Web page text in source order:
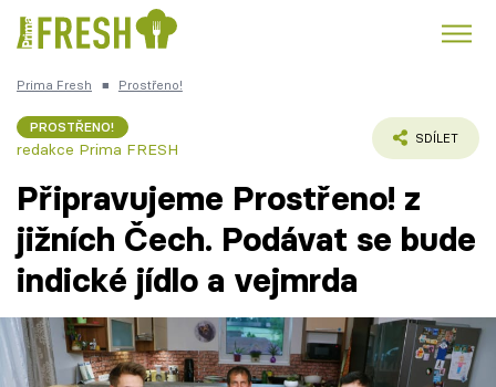
Česká kuchyně Čokoláda
Témata
Recepty
Prima Fresh ■ Prostřeno!
PROSTŘENO!
redakce Prima FRESH
SDÍLET
Připravujeme Prostřeno! z
jižních Čech. Podávat se bude
indické jídlo a vejmrda